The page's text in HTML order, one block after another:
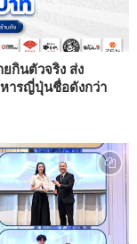
กินตัวจริง ส่ง
ารญี่ปุ่นชื่อดังกว่า